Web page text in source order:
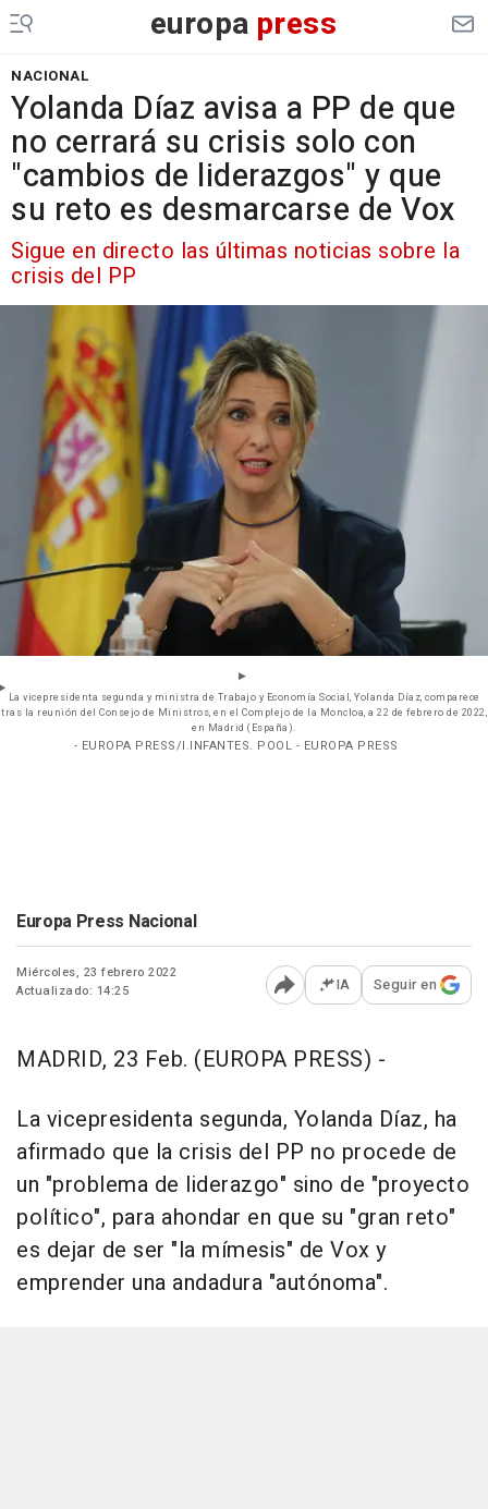
europa press
NACIONAL
Yolanda Díaz avisa a PP de que
no cerrará su crisis solo con
"cambios de liderazgos" y que
su reto es desmarcarse de Vox
Sigue en directo las últimas noticias sobre la
crisis del PP
La vicepresidenta segunda y ministra de Trabajo y Economía Social, Yolanda Díaz, comparece
tras la reunión del Consejo de Ministros, en el Complejo de la Moncloa, a 22 de febrero de 2022,
en Madrid (España).
- EUROPA PRESS/I.INFANTES. POOL - EUROPA PRESS
Europa Press Nacional
Miércoles, 23 febrero 2022
Actualizado: 14:25
Abrir opciones para
IA Seguir en
MADRID, 23 Feb. (EUROPA PRESS) -
La vicepresidenta segunda, Yolanda Díaz, ha
afirmado que la crisis del PP no procede de
un "problema de liderazgo" sino de "proyecto
político", para ahondar en que su "gran reto"
es dejar de ser "la mímesis" de Vox y
emprender una andadura "autónoma".